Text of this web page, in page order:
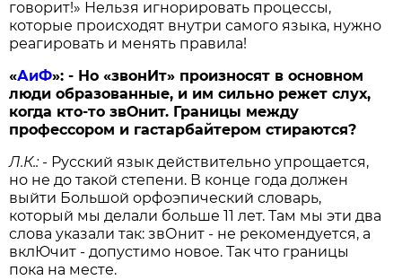
говорит!» Нельзя игнорировать процессы,
которые происходят внутри самого языка, нужно
реагировать и менять правила!
«АиФ»:- Но «звонИт» произносят в основном
люди образованные, и им сильно режет слух,
когда кто-то звОнит. Границы между
профессором и гастарбайтером стираются?
Л.К.: - Русский язык действительно упрощается,
но не до такой степени. В конце года должен
выйти Большой орфоэпический словарь,
который мы делали больше 11 лет. Там мы эти два
слова указали так: звОнит - не рекомендуется, а
вклЮчит - допустимо новое. Так что границы
пока на месте.